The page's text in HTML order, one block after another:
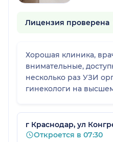
Лицензия проверена
Хорошая клиника,
внимательные,
несколько раз УЗИ
гинекологи на
г Краснодар, ул
Откроется в 07:30